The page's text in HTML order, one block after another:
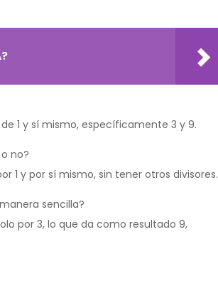
1 y sí mismo, específicamente 3 y 9.
no?
1 y por sí mismo, sin tener otros divisores.
sencilla?
por 3, lo que da como resultado 9,